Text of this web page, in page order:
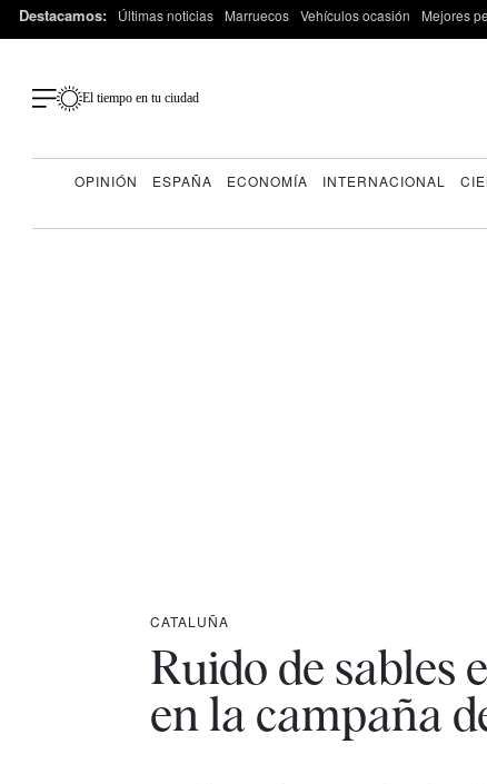
Destacamos: Últimas noticias Marruecos Vehículos ocasión Mejores
El tiempo en tu ciudad
OPINIÓN ESPAÑA ECONOMÍA INTERNACIONAL
CATALUÑA
Ruido de sables
en la campaña